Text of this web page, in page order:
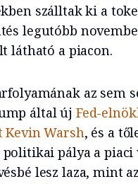
szálltak ki a
legutóbb
látható a piacon.
az sem
által új Fed-
Warsh, és a
pálya a piaci
lesz laza, mint